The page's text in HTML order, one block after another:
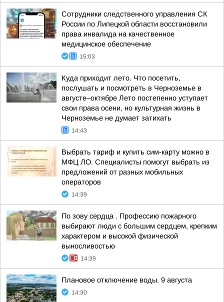
Сотрудники следственного управления СК
России по Липецкой области восстановили
права инвалида на качественное
медицинское обеспечение
15:03
Куда приходит лето. Что посетить,
послушать и посмотреть в Черноземье в
августе–октябре Лето постепенно уступает
свои права осени, но культурная жизнь в
Черноземье не думает затихать
14:43
Выбрать тариф и купить сим-карту можно в
МФЦ ЛО. Специалисты помогут выбрать из
предложений от разных мобильных
операторов
14:39
По зову сердца . Профессию пожарного
выбирают люди с большим сердцем, крепким
характером и высокой физической
выносливостью
14:39
Плановое отключение воды. 9 августа
14:30